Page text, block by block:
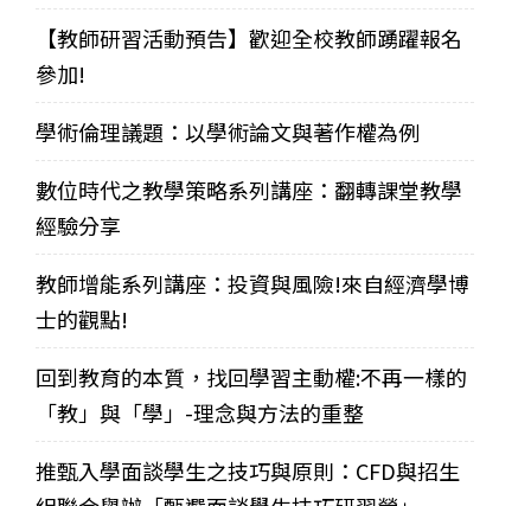
【教師研習活動預告】歡迎全校教師踴躍報名
參加!
學術倫理議題：以學術論文與著作權為例
數位時代之教學策略系列講座：翻轉課堂教學
經驗分享
教師增能系列講座：投資與風險!來自經濟學博
士的觀點!
回到教育的本質，找回學習主動權:不再一樣的
「教」與「學」-理念與方法的重整
推甄入學面談學生之技巧與原則：CFD與招生